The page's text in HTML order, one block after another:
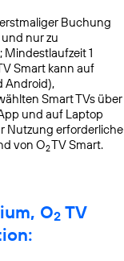
Buchung
nur zu
1
Smart kann auf
Android),
Smart TVs über
und auf Laptop
Nutzung erforderliche
von O2TV Smart.
O2 TV